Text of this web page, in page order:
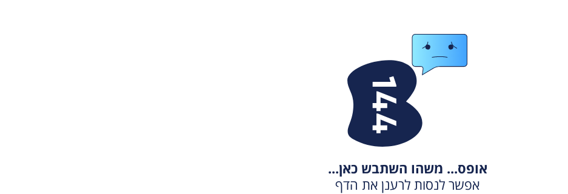
אופס... משהו השתבש כאן...
אפשר לנסות לרענן את הדף